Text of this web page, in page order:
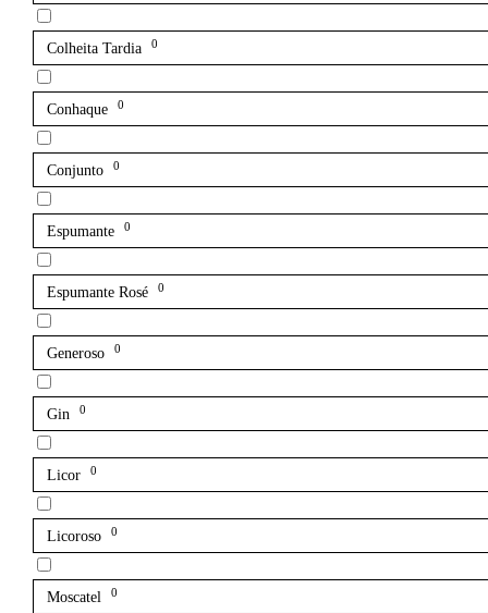
Colheita Tardia 0
Conhaque 0
Conjunto 0
Espumante 0
Espumante Rosé 0
Generoso 0
Gin 0
Licor 0
Licoroso 0
Moscatel 0